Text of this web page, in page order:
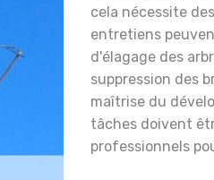
cela nécessite
entretiens
d'élagage des
suppression des
maîtrise du
tâches doivent
professionnels